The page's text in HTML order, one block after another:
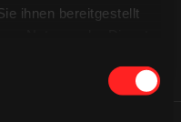
ihnen bereitgestellt